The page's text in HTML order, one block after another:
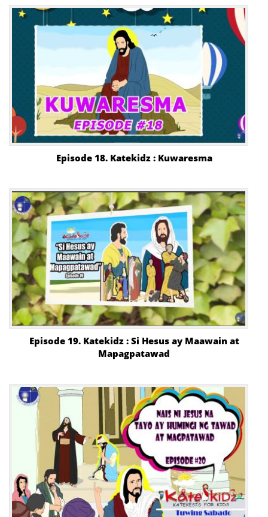
Episode 18. Katekidz : Kuwaresma
Episode 19. Katekidz : Si Hesus ay Maawain at
Mapagpatawad